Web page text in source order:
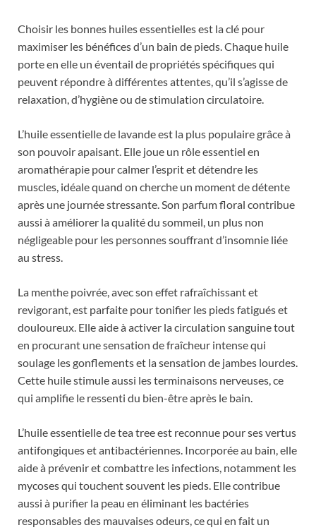
Choisir les bonnes huiles essentielles est la clé pour
maximiser les bénéfices d’un bain de pieds. Chaque huile
porte en elle un éventail de propriétés spécifiques qui
peuvent répondre à différentes attentes, qu’il s’agisse de
relaxation, d’hygiène ou de stimulation circulatoire.
L’huile essentielle de lavande est la plus populaire grâce à
son pouvoir apaisant. Elle joue un rôle essentiel en
aromathérapie pour calmer l’esprit et détendre les
muscles, idéale quand on cherche un moment de détente
après une journée stressante. Son parfum floral contribue
aussi à améliorer la qualité du sommeil, un plus non
négligeable pour les personnes souffrant d’insomnie liée
au stress.
La menthe poivrée, avec son effet rafraîchissant et
revigorant, est parfaite pour tonifier les pieds fatigués et
douloureux. Elle aide à activer la circulation sanguine tout
en procurant une sensation de fraîcheur intense qui
soulage les gonflements et la sensation de jambes lourdes.
Cette huile stimule aussi les terminaisons nerveuses, ce
qui amplifie le ressenti du bien-être après le bain.
L’huile essentielle de tea tree est reconnue pour ses vertus
antifongiques et antibactériennes. Incorporée au bain, elle
aide à prévenir et combattre les infections, notamment les
mycoses qui touchent souvent les pieds. Elle contribue
aussi à purifier la peau en éliminant les bactéries
responsables des mauvaises odeurs, ce qui en fait un